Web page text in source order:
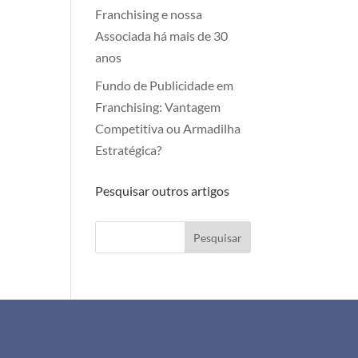
Franchising e nossa
Associada há mais de 30
anos
Fundo de Publicidade em
Franchising: Vantagem
Competitiva ou Armadilha
Estratégica?
Pesquisar outros artigos
Pesquisar